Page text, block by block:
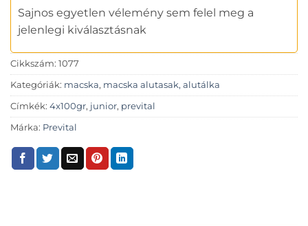
Sajnos egyetlen vélemény sem felel meg a
jelenlegi kiválasztásnak
Cikkszám: 1077
Kategóriák: macska, macska alutasak, alutálka
Címkék: 4x100gr, junior, prevital
Márka: Prevital